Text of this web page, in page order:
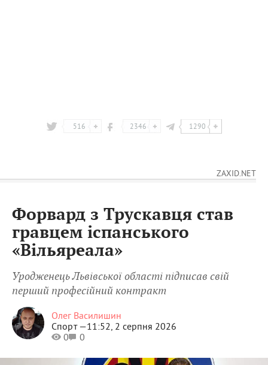
516 2346 1290
ZAXID.NET
Форвард з Трускавця став
гравцем іспанського
«Вільяреала»
Уродженець Львівської області підписав свій
перший професійний контракт
Олег Василишин
Спорт —11:52, 2 серпня 2026
0
0